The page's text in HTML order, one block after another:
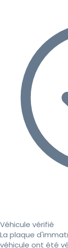
Véhicule vérifié
La plaque
véhicule ont été